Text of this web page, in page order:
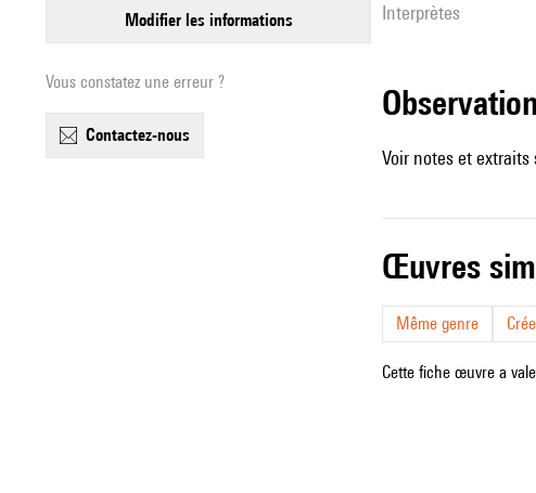
modifier les informations
Vous constatez une erreur ?
contactez-nous
interprètes
Voir notes et
œuvres
Même genre
Cette fiche œuvre a